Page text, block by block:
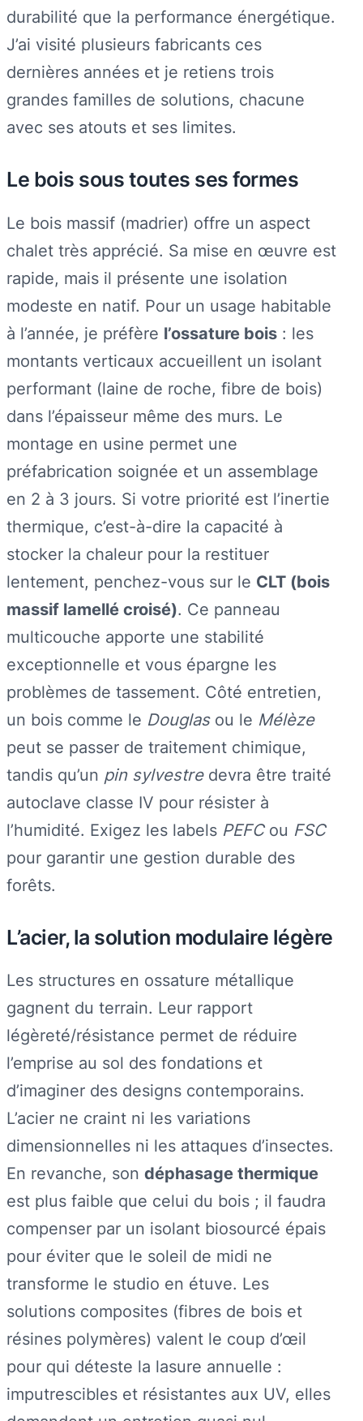
durabilité que la performance énergétique.
J’ai visité plusieurs fabricants ces
dernières années et je retiens trois
grandes familles de solutions, chacune
avec ses atouts et ses limites.
Le bois sous toutes ses formes
Le bois massif (madrier) offre un aspect
chalet très apprécié. Sa mise en œuvre est
rapide, mais il présente une isolation
modeste en natif. Pour un usage habitable
à l’année, je préfère l’ossature bois : les
montants verticaux accueillent un isolant
performant (laine de roche, fibre de bois)
dans l’épaisseur même des murs. Le
montage en usine permet une
préfabrication soignée et un assemblage
en 2 à 3 jours. Si votre priorité est l’inertie
thermique, c’est-à-dire la capacité à
stocker la chaleur pour la restituer
lentement, penchez-vous sur le CLT (bois
massif lamellé croisé). Ce panneau
multicouche apporte une stabilité
exceptionnelle et vous épargne les
problèmes de tassement. Côté entretien,
un bois comme le Douglasou le Mélèze
peut se passer de traitement chimique,
tandis qu’un pin sylvestredevra être traité
autoclave classe IV pour résister à
l’humidité. Exigez les labels PEFCou FSC
pour garantir une gestion durable des
forêts.
L’acier, la solution modulaire légère
Les structures en ossature métallique
gagnent du terrain. Leur rapport
légèreté/résistance permet de réduire
l’emprise au sol des fondations et
d’imaginer des designs contemporains.
L’acier ne craint ni les variations
dimensionnelles ni les attaques d’insectes.
En revanche, son déphasage thermique
est plus faible que celui du bois ; il faudra
compenser par un isolant biosourcé épais
pour éviter que le soleil de midi ne
transforme le studio en étuve. Les
solutions composites (fibres de bois et
résines polymères) valent le coup d’œil
pour qui déteste la lasure annuelle :
imputrescibles et résistantes aux UV, elles